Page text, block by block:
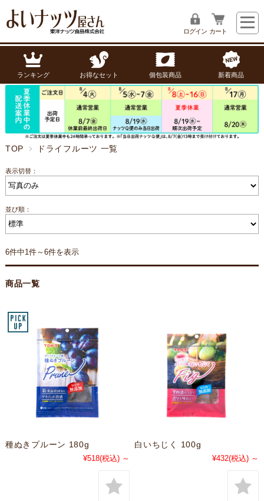
ログイン カート
ランキング お得なセット 個包装商品 新着商品
TOP ドライフルーツ 一覧
表示切替：
並び順：
6件中1件～6件を表示
商品一覧
種ぬきプルーン 180g
¥518(税込) ～
白いちじく 100g
¥432(税込) ～